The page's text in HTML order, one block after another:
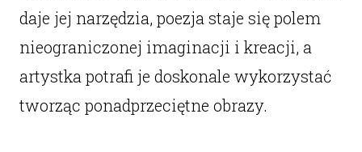
daje jej narzędzia, poezja staje się polem
nieograniczonej imaginacji i kreacji, a
artystka potrafi je doskonale wykorzystać
tworząc ponadprzeciętne obrazy.